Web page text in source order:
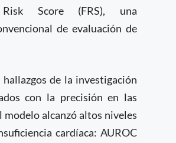
Risk Score (FRS), una
de evaluación de
de la investigación
con la precisión en las
modelo alcanzó altos niveles
cardíaca: AUROC